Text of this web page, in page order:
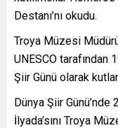
Destanı’nı okudu.
Troya Müzesi
UNESCO tarafından
Şiir Günü olarak
Dünya Şiir
İlyada’sını Troya